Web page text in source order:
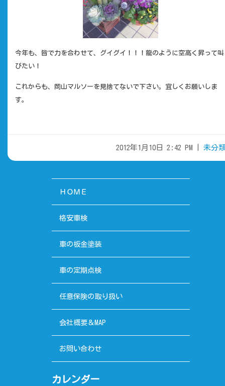
今年も、皆で力を合わせて、グイグイ！！！龍のように空高く昇って叫
びたい！
これからも、岡山マルソーを見捨てないで下さい。宜しくお願いしま
す。
2012年1月10日 2:42 PM | 未分
ＨＯＭＥ
格安車検
車の板金塗装
車の定期点検
任意保険の取り扱い
会社概要＆MAP
お問い合わせ
カレンダー